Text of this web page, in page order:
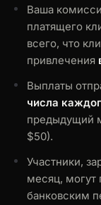
Ваша
платящего
всего, что
привлечения
Выплаты
числа
предыдущий
$50).
Участники,
месяц, могут
банковским